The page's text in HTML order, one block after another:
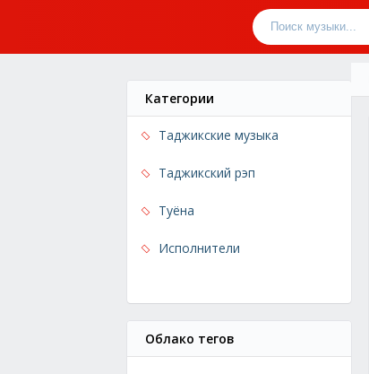
Категории
Таджикские музыка
Таджикский рэп
Туёна
Исполнители
Облако тегов